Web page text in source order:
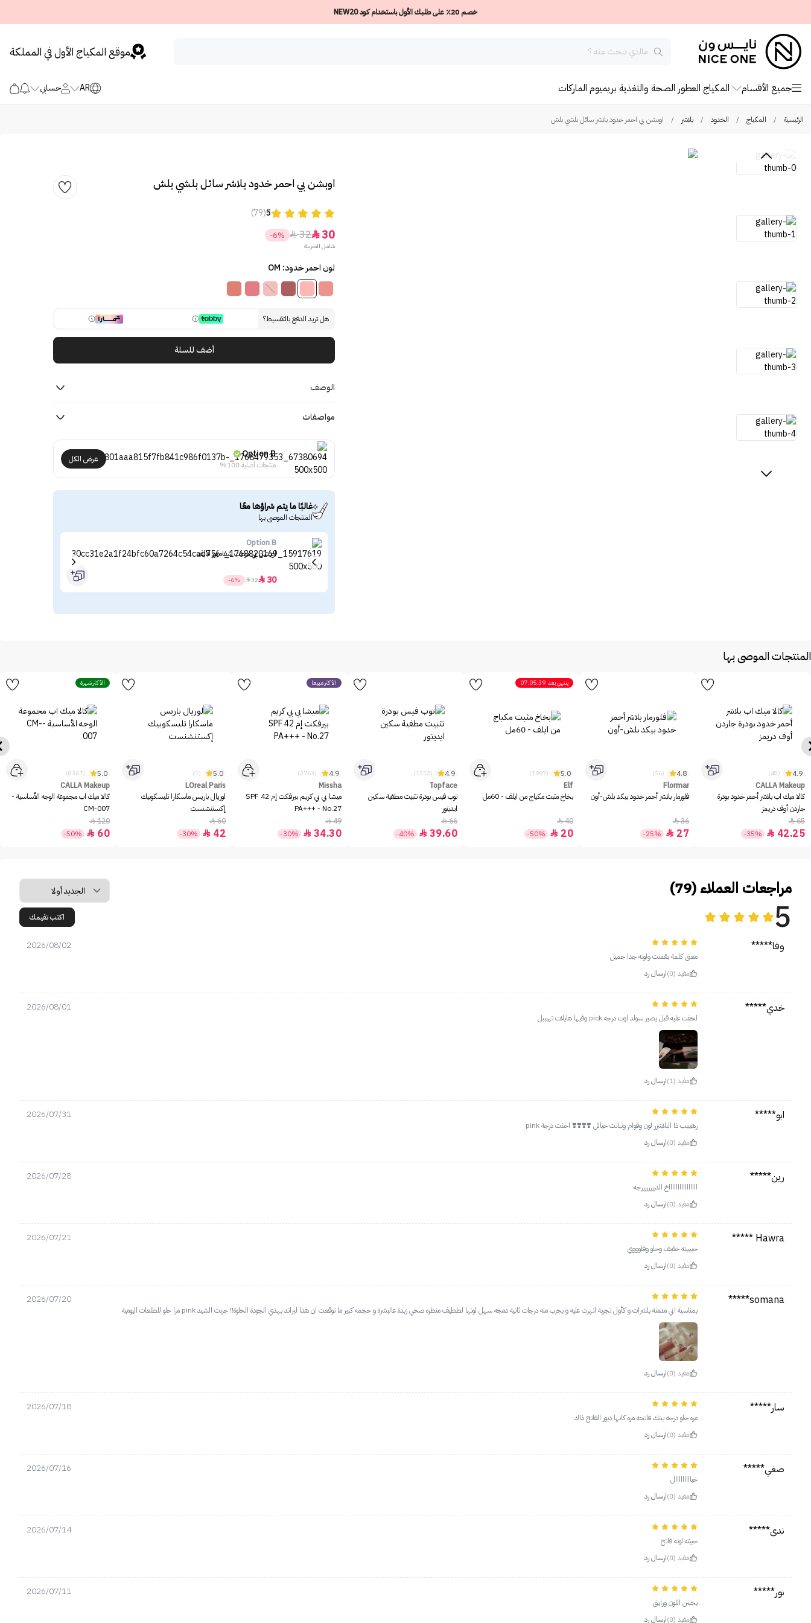
خصم 20٪ على طلبك الأول باستخدام كود NEW20
موقع المكياج الأول في المملكة
جميع الأقسام المكياج العطور الصحة والتغذية بريميوم الماركات AR حسابي
الرئيسية / المكياج / الخدود / بلاشر / اوبشن بي احمر خدود بلاشر سائل بلشي بلش
اوبشن بي احمر خدود بلاشر سائل بلشي بلش
5
(79)
30

32

-6%
شامل الضريبة
لون احمر خدود: OM
هل تريد الدفع بالتقسيط؟
أضف للسلة
الوصف
مواصفات
Option B
منتجات أصلية 100%
عرض الكل
غالبًا ما يتم شراؤها معًا
المنتجات الموصى بها
Option B
اوبشن بي مرطب شفاه يور فايڤ
30

32

-6%
المنتجات الموصى بها
4.9
(48)
CALLA Makeup
كالا ميك اب بلاشر أحمر خدود بودرة
جاردن أوف دريمز
65

42.25

-35%
4.8
(56)
Flormar
فلورمار بلاشر أحمر خدود بيكد بلش-أون
36

27

-25%
ينتهي بعد 07:05:39
5.0
(1097)
Elf
بخاخ مثبت مكياج من ايلف - 60مل
40

20

-50%
4.9
(1312)
Topface
توب فيس بودرة تثبيت مطفية سكين
ايديتور
66

39.60

-40%
الأكثر مبيعاً
4.9
(2763)
Missha
ميشا بي بي كريم بيرفكت إم SPF 42
PA+++ - No.27
49

34.30

-30%
5.0
(1)
LOreal Paris
لوريال باريس ماسكارا تليسكوبيك
إكستنشنست
60

42

-30%
الأكثر شهرة
5.0
(8367)
CALLA Makeup
كالا ميك اب مجموعة الوجه الأساسية -
CM-007
120

60

-50%
مراجعات العملاء (79)
5 اكتب تقيمك
وفا***** 2026/08/02
معنى كلمة بقمنت ولونه جدا جميل
مفيد (0)
ارسال رد
خدي***** 2026/08/01
لحقت عليه قبل يصير سولد اوت درجه pick وفيها هايلات تهبببل
مفيد (1) ارسال رد
ابو***** 2026/07/31
رهيببب ذا البلاشرر لون وقوام وثباتت خيالل ❣️❣️❣️❣️ اخذت درجة pink
مفيد (0)
ارسال رد
رين***** 2026/07/28
ااااااااااااااااخ الدررررررررجه
مفيد (0)
ارسال رد
Hawra *****
2026/07/21
حبيييته خفيف وحلو وقلوووي
مفيد (0)
ارسال رد
somana*****
2026/07/20
بمناسبة اني مدمنة بلشرات و كأول تجربة انهرت عليه و بجرب منه درجات ثانية دمجه سهل لونها لططيف منظره صحي زبدة عالبشرة و حجمه كبير ما توقعت ان هذا لبراند بهذي الجودة الحلوة!! جربت الشيد pink مرا حلو للطلعات اليومية
مفيد (0) ارسال رد
سار***** 2026/07/18
مره حلو درجه بينك فاتحه مره كانها ديور الفاتح ذاك
مفيد (0)
ارسال رد
صغي***** 2026/07/16
خيااااااااال
مفيد (0)
ارسال رد
ندى***** 2026/07/14
حبيته لونه فاتح
مفيد (0)
ارسال رد
نور***** 2026/07/11
يجننن اللون ورايق
مفيد (0)
ارسال رد